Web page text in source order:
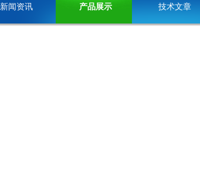
新闻资讯 产品展示 技术文章